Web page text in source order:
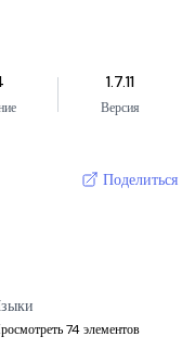
1.7.11
Версия
Поделиться
74 элементов